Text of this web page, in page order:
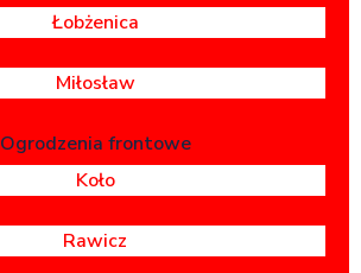
Łobżenica
Miłosław
Ogrodzenia frontowe
Koło
Rawicz